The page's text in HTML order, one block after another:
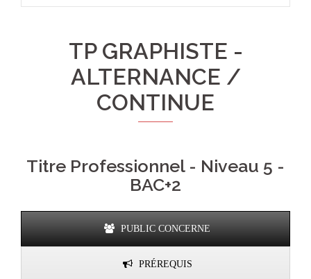
TP GRAPHISTE -
ALTERNANCE /
CONTINUE
Titre Professionnel - Niveau 5 -
BAC+2
PUBLIC CONCERNE
PRÉREQUIS